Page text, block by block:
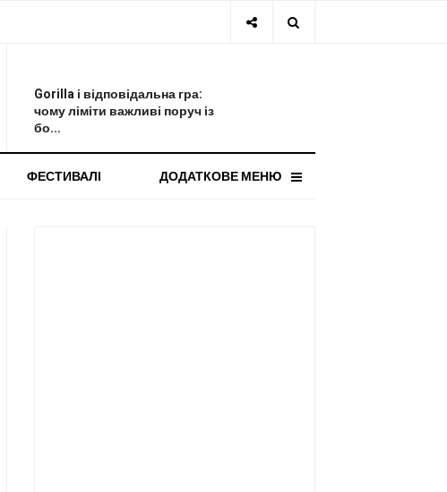
Gorilla і відповідальна гра:
чому ліміти важливі поруч із
бо...
ДОДАТКОВЕ МЕНЮ
ФЕСТИВАЛІ